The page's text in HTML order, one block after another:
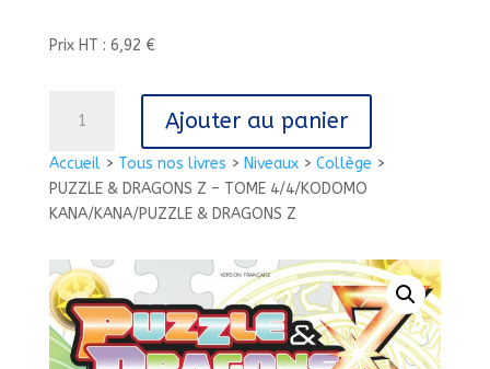
Accueil> Tous nos livres > Niveaux> Collège >
PUZZLE & DRAGONS Z – TOME 4/4/KODOMO
KANA/KANA/PUZZLE & DRAGONS Z
Prix HT : 6,92 €
PUZZLE
&
DRAGONS
TOME
4/4/KODOMO
KANA/KANA/PUZZLE
&
Ajouter au panier